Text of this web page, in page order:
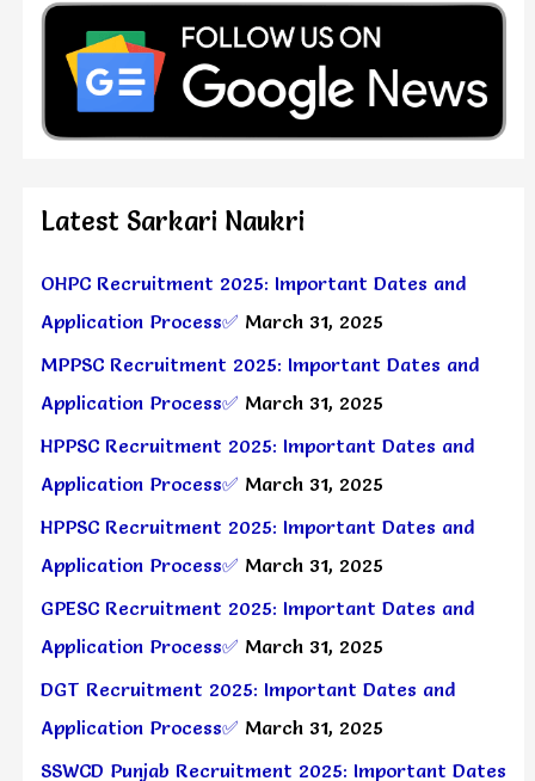
Latest Sarkari Naukri
OHPC Recruitment 2025: Important Dates and
Application Process✅ March 31, 2025
MPPSC Recruitment 2025: Important Dates and
Application Process✅ March 31, 2025
HPPSC Recruitment 2025: Important Dates and
Application Process✅ March 31, 2025
HPPSC Recruitment 2025: Important Dates and
Application Process✅ March 31, 2025
GPESC Recruitment 2025: Important Dates and
Application Process✅ March 31, 2025
DGT Recruitment 2025: Important Dates and
Application Process✅ March 31, 2025
SSWCD Punjab Recruitment 2025: Important Dates